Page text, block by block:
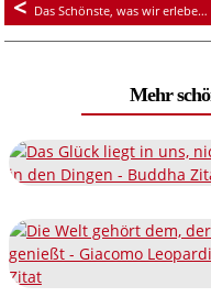
Das Schönste, was wir erleben können, ist das Geheimnisvolle
Mehr